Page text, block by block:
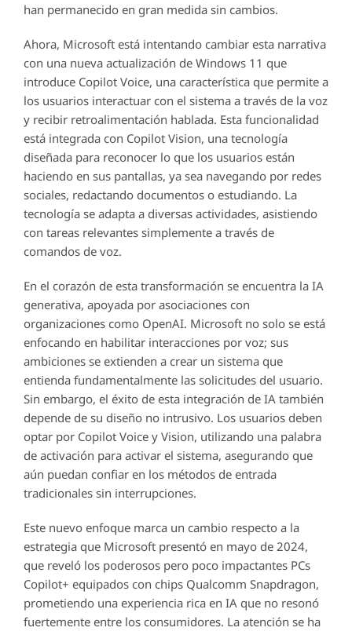
han permanecido en gran medida sin cambios.
Ahora, Microsoft está intentando cambiar esta narrativa
con una nueva actualización de Windows 11 que
introduce Copilot Voice, una característica que permite a
los usuarios interactuar con el sistema a través de la voz
y recibir retroalimentación hablada. Esta funcionalidad
está integrada con Copilot Vision, una tecnología
diseñada para reconocer lo que los usuarios están
haciendo en sus pantallas, ya sea navegando por redes
sociales, redactando documentos o estudiando. La
tecnología se adapta a diversas actividades, asistiendo
con tareas relevantes simplemente a través de
comandos de voz.
En el corazón de esta transformación se encuentra la IA
generativa, apoyada por asociaciones con
organizaciones como OpenAI. Microsoft no solo se está
enfocando en habilitar interacciones por voz; sus
ambiciones se extienden a crear un sistema que
entienda fundamentalmente las solicitudes del usuario.
Sin embargo, el éxito de esta integración de IA también
depende de su diseño no intrusivo. Los usuarios deben
optar por Copilot Voice y Vision, utilizando una palabra
de activación para activar el sistema, asegurando que
aún puedan confiar en los métodos de entrada
tradicionales sin interrupciones.
Este nuevo enfoque marca un cambio respecto a la
estrategia que Microsoft presentó en mayo de 2024,
que reveló los poderosos pero poco impactantes PCs
Copilot+ equipados con chips Qualcomm Snapdragon,
prometiendo una experiencia rica en IA que no resonó
fuertemente entre los consumidores. La atención se ha